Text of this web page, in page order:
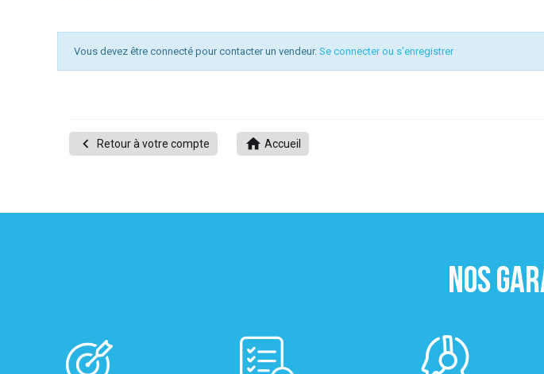
Vous devez être connecté pour contacter un vendeur. Se connecter ou s'enregistrer
 Retour à votre compte  Accueil
NOS